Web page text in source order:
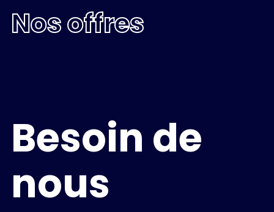
Nos offres
Besoin de
nous